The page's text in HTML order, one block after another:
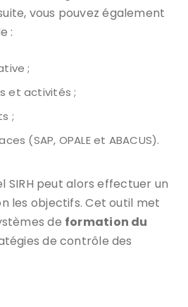
vous pouvez également
:
;
et activités ;
;
(SAP, OPALE et ABACUS).
SIRH peut alors effectuer un
les objectifs. Cet outil met
de formation du
de contrôle des